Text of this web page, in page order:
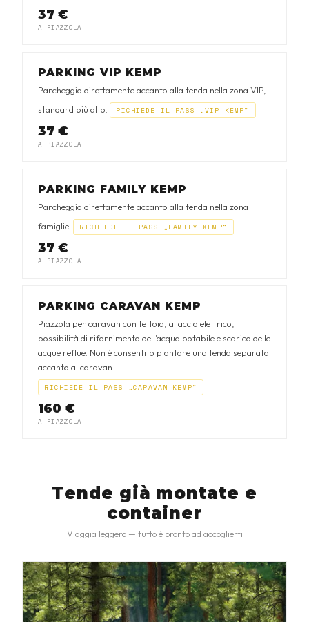
37 €
A PIAZZOLA
PARKING VIP KEMP
Parcheggio direttamente accanto alla tenda nella zona VIP,
standard più alto.
RICHIEDE IL PASS „VIP KEMP“
37 €
A PIAZZOLA
PARKING FAMILY KEMP
Parcheggio direttamente accanto alla tenda nella zona
famiglie.
RICHIEDE IL PASS „FAMILY KEMP“
37 €
A PIAZZOLA
PARKING CARAVAN KEMP
Piazzola per caravan con tettoia, allaccio elettrico,
possibilità di rifornimento dell’acqua potabile e scarico delle
acque reflue. Non è consentito piantare una tenda separata
accanto al caravan.
RICHIEDE IL PASS „CARAVAN KEMP“
160 €
A PIAZZOLA
Tende già montate e
container
Viaggia leggero — tutto è pronto ad accoglierti